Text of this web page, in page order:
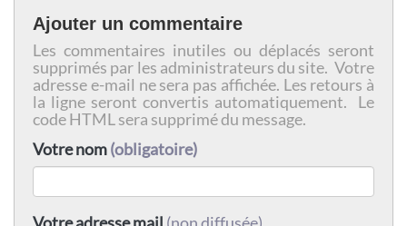
Ajouter un commentaire
Les commentaires inutiles ou déplacés seront
supprimés par les administrateurs du site. Votre
adresse e-mail ne sera pas affichée. Les retours à
la ligne seront convertis automatiquement. Le
code HTML sera supprimé du message.
Votre nom(obligatoire)